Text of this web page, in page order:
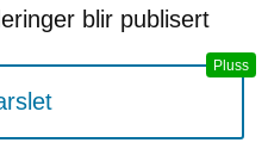
blir publisert